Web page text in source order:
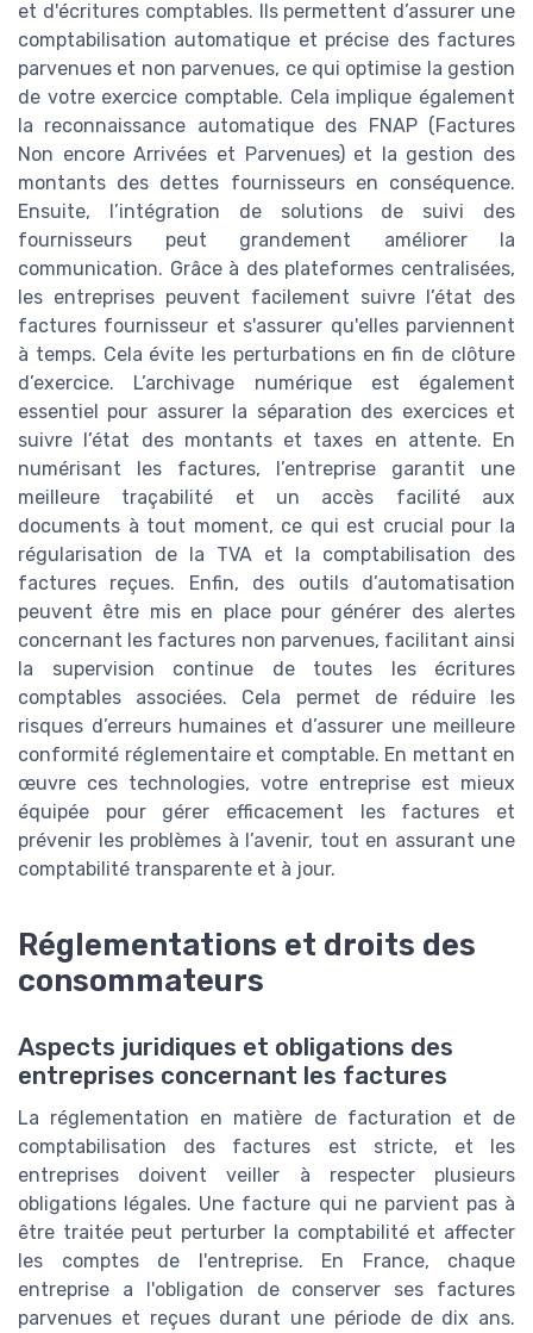
et d'écritures comptables. Ils permettent d’assurer une
comptabilisation automatique et précise des factures
parvenues et non parvenues, ce qui optimise la gestion
de votre exercice comptable. Cela implique également
la reconnaissance automatique des FNAP (Factures
Non encore Arrivées et Parvenues) et la gestion des
montants des dettes fournisseurs en conséquence.
Ensuite, l’intégration de solutions de suivi des
fournisseurs peut grandement améliorer la
communication. Grâce à des plateformes centralisées,
les entreprises peuvent facilement suivre l’état des
factures fournisseur et s'assurer qu'elles parviennent
à temps. Cela évite les perturbations en fin de clôture
d’exercice. L’archivage numérique est également
essentiel pour assurer la séparation des exercices et
suivre l’état des montants et taxes en attente. En
numérisant les factures, l’entreprise garantit une
meilleure traçabilité et un accès facilité aux
documents à tout moment, ce qui est crucial pour la
régularisation de la TVA et la comptabilisation des
factures reçues. Enfin, des outils d’automatisation
peuvent être mis en place pour générer des alertes
concernant les factures non parvenues, facilitant ainsi
la supervision continue de toutes les écritures
comptables associées. Cela permet de réduire les
risques d’erreurs humaines et d’assurer une meilleure
conformité réglementaire et comptable. En mettant en
œuvre ces technologies, votre entreprise est mieux
équipée pour gérer efficacement les factures et
prévenir les problèmes à l’avenir, tout en assurant une
comptabilité transparente et à jour.
Réglementations et droits des
consommateurs
Aspects juridiques et obligations des
entreprises concernant les factures
La réglementation en matière de facturation et de
comptabilisation des factures est stricte, et les
entreprises doivent veiller à respecter plusieurs
obligations légales. Une facture qui ne parvient pas à
être traitée peut perturber la comptabilité et affecter
les comptes de l'entreprise. En France, chaque
entreprise a l'obligation de conserver ses factures
parvenues et reçues durant une période de dix ans.